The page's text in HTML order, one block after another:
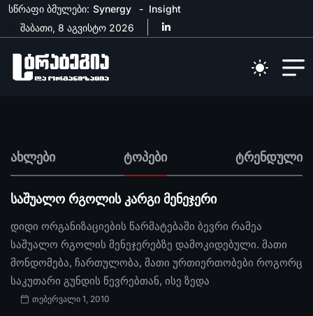
სწრაფი ბმულები: Synergy
Insight
შაბათი, 8 აგვისტო 2026
ახლები ტოპები ტრენდული
საშუალო რგოლის კარგი მენეჯერი
დიდი ორგანიზაციების წარმატებაში ბევრი რამეა
საშუალო რგოლის მენეჯერებზე დამოკიდებული. მათი
მონდომება, ჩართულობა, მათი ურთიერთობები როგორც
საკუთარი გუნდის წევრებთან, ისე ზედა
თებერვალი 1, 2010